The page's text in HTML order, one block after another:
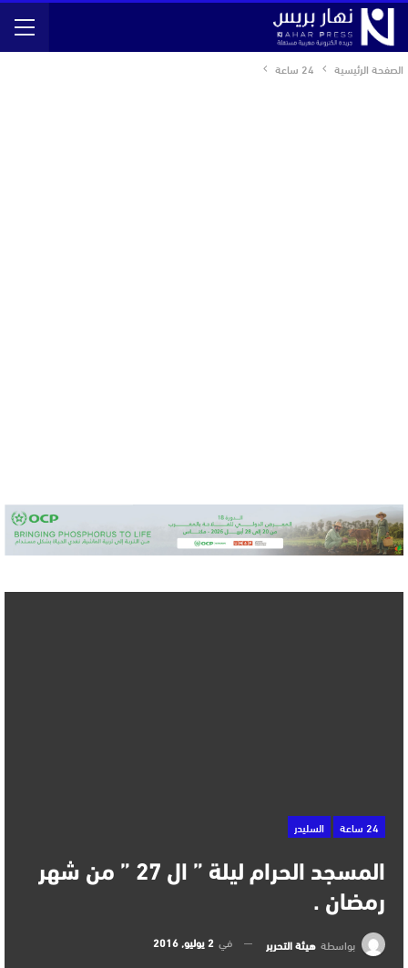
الصفحة الرئيسية 24 ساعة
24 ساعة السليدر
المسجد الحرام ليلة ” ال 27 ” من شهر
رمضان .
بواسطة هيئة التحرير في 2 يوليو, 2016